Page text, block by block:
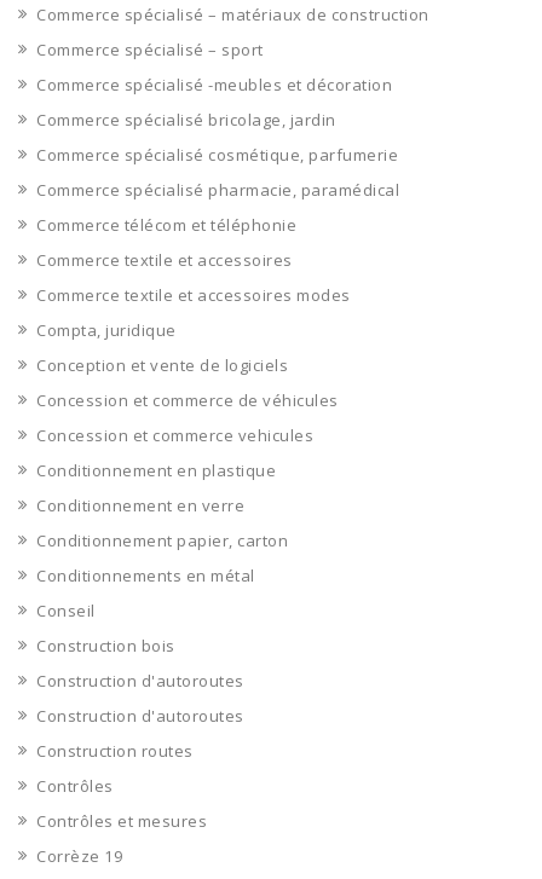
Commerce spécialisé – matériaux de construction
Commerce spécialisé – sport
Commerce spécialisé -meubles et décoration
Commerce spécialisé bricolage, jardin
Commerce spécialisé cosmétique, parfumerie
Commerce spécialisé pharmacie, paramédical
Commerce télécom et téléphonie
Commerce textile et accessoires
Commerce textile et accessoires modes
Compta, juridique
Conception et vente de logiciels
Concession et commerce de véhicules
Concession et commerce vehicules
Conditionnement en plastique
Conditionnement en verre
Conditionnement papier, carton
Conditionnements en métal
Conseil
Construction bois
Construction d'autoroutes
Construction d'autoroutes
Construction routes
Contrôles
Contrôles et mesures
Corrèze 19